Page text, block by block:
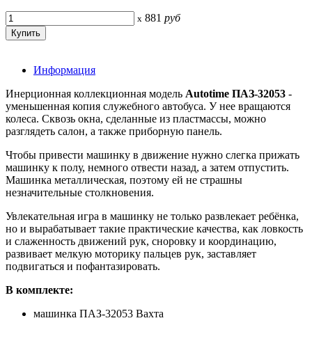
x 881 руб
Информация
Инерционная коллекционная модель Autotime ПАЗ-32053 -
уменьшенная копия служебного автобуса. У нее вращаются
колеса. Сквозь окна, сделанные из пластмассы, можно
разглядеть салон, а также приборную панель.
Чтобы привести машинку в движение нужно слегка прижать
машинку к полу, немного отвести назад, а затем отпустить.
Машинка металлическая, поэтому ей не страшны
незначительные столкновения.
Увлекательная игра в машинку не только развлекает ребёнка,
но и вырабатывает такие практические качества, как ловкость
и слаженность движений рук, сноровку и координацию,
развивает мелкую моторику пальцев рук, заставляет
подвигаться и пофантазировать.
В комплекте:
машинка ПАЗ-32053 Вахта